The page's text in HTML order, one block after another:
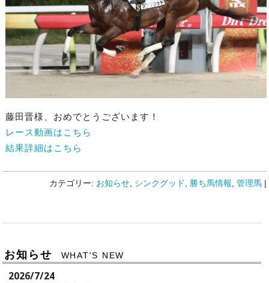
藤田晋様、おめでとうございます！
レース動画はこちら
結果詳細はこちら
カテゴリー: お知らせ, シンクグッド , 勝ち馬情報, 管理馬|
お知らせ WHAT'S NEW
2026/7/24